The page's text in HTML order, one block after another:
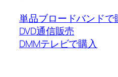
単品ブロードバンドで
DVD通信販売
DMMテレビで購入